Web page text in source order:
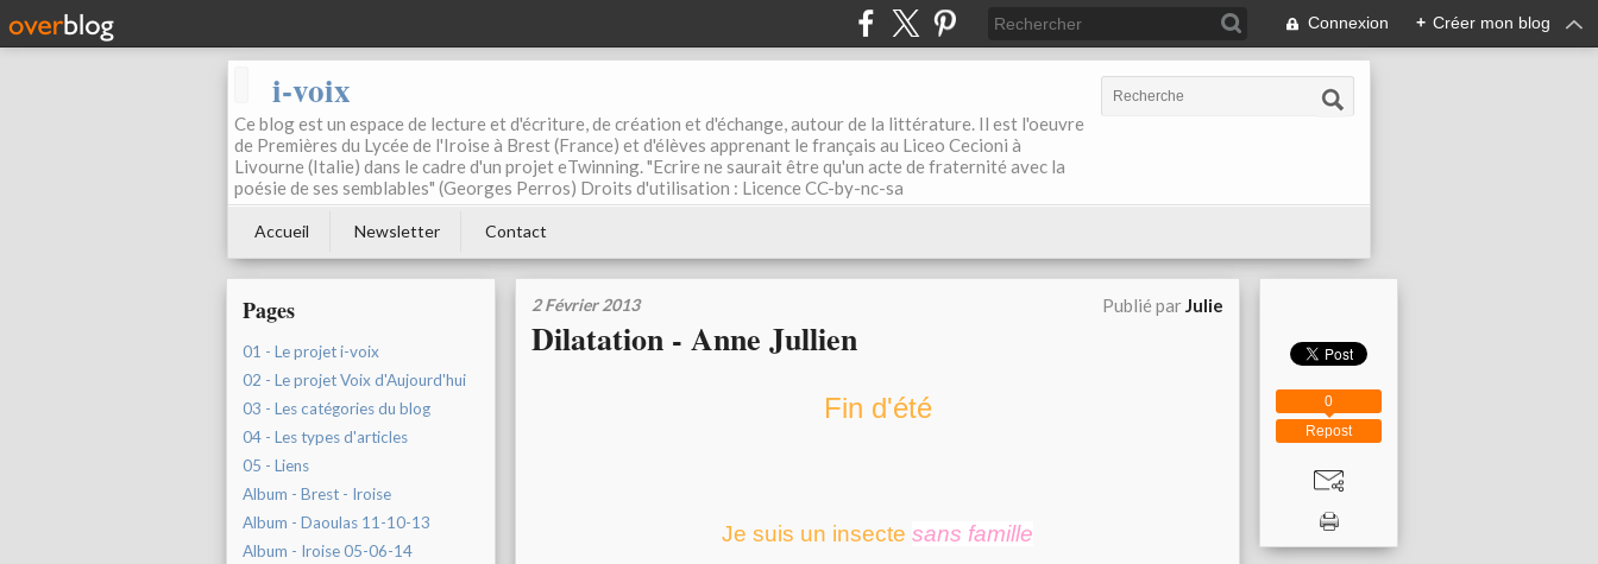
Connexion + Créer mon blog
i-voix
Ce blog est un espace de lecture et d'écriture, de création et d'échange, autour de la littérature. Il est l'oeuvre
de Premières du Lycée de l'Iroise à Brest (France) et d'élèves apprenant le français au Liceo Cecioni à
Livourne (Italie) dans le cadre d'un projet eTwinning. "Ecrire ne saurait être qu'un acte de fraternité avec la
poésie de ses semblables" (Georges Perros) Droits d'utilisation : Licence CC-by-nc-sa
Accueil Newsletter Contact
Pages
01 - Le projet i-voix
02 - Le projet Voix d'Aujourd'hui
03 - Les catégories du blog
04 - Les types d'articles
05 - Liens
Album - Brest - Iroise
Album - Daoulas 11-10-13
Album - Iroise 05-06-14
2 Février 2013 Publié parJulie
Dilatation - Anne Jullien
Fin d'été
Je suis un insecte sans famille
Repost
0